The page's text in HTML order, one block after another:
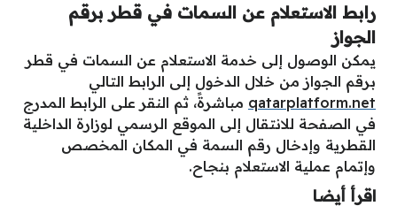
رابط الاستعلام عن السمات في قطر برقم
الجواز
يمكن الوصول إلى خدمة الاستعلام عن السمات في قطر
برقم الجواز من خلال الدخول إلى الرابط التالي
qatarplatform.net مباشرةً، ثم النقر على الرابط المدرج
في الصفحة للانتقال إلى الموقع الرسمي لوزارة الداخلية
القطرية وإدخال رقم السمة في المكان المخصص
وإتمام عملية الاستعلام بنجاح.
اقرأ أيضا